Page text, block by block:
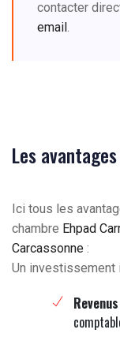
contacter
email .
Les
Ici tous les
chambre Ehpad
Carcassonne :
Un investissement